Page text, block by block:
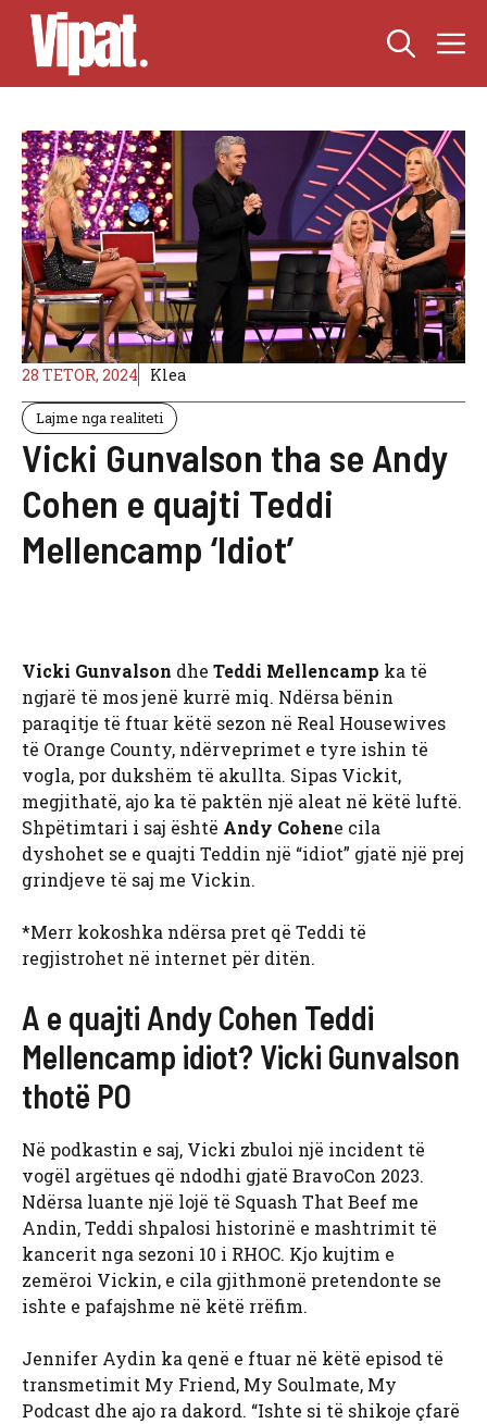
Skip
content
28 TETOR, 2024 Klea
Lajme nga realiteti
Vicki Gunvalson tha se Andy
Cohen e quajti Teddi
Mellencamp ‘Idiot’
Vicki Gunvalson dhe Teddi Mellencamp ka të
ngjarë të mos jenë kurrë miq. Ndërsa bënin
paraqitje të ftuar këtë sezon në Real Housewives
të Orange County, ndërveprimet e tyre ishin të
vogla, por dukshëm të akullta. Sipas Vickit,
megjithatë, ajo ka të paktën një aleat në këtë luftë.
Shpëtimtari i saj është Andy Cohene cila
dyshohet se e quajti Teddin një “idiot” gjatë një prej
grindjeve të saj me Vickin.
*Merr kokoshka ndërsa pret që Teddi të
regjistrohet në internet për ditën.
A e quajti Andy Cohen Teddi
Mellencamp idiot? Vicki Gunvalson
thotë PO
Në podkastin e saj, Vicki zbuloi një incident të
vogël argëtues që ndodhi gjatë BravoCon 2023.
Ndërsa luante një lojë të Squash That Beef me
Andin, Teddi shpalosi historinë e mashtrimit të
kancerit nga sezoni 10 i RHOC. Kjo kujtim e
zemëroi Vickin, e cila gjithmonë pretendonte se
ishte e pafajshme në këtë rrëfim.
Jennifer Aydin ka qenë e ftuar në këtë episod të
transmetimit My Friend, My Soulmate, My
Podcast dhe ajo ra dakord. “Ishte si të shikoje çfarë